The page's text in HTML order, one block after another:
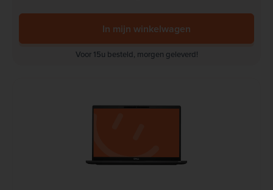
In mijn winkelwagen
Voor 15u besteld, morgen geleverd!